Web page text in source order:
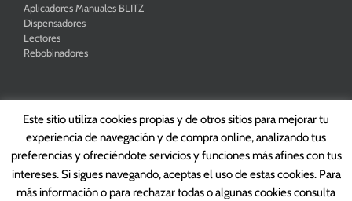
Aplicadores Manuales BLITZ
Dispensadores
Lectores
Rebobinadores
Copyright 2026 Tikedo Barcelona, S.L. | All Rights Reserved |Política de
| Condiciones de Venta
Este sitio utiliza cookies propias y de otros sitios para mejorar tu
experiencia de navegación y de compra online, analizando tus
preferencias y ofreciéndote servicios y funciones más afines con tus
intereses. Si sigues navegando, aceptas el uso de estas cookies. Para
más información o para rechazar todas o algunas cookies consulta